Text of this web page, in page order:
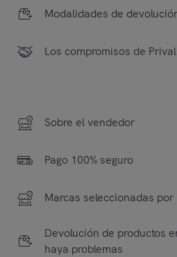
Modalidades de
Los compromisos de
Sobre el vendedor
Pago 100% seguro
Marcas seleccionadas por
Devolución de productos
haya problemas